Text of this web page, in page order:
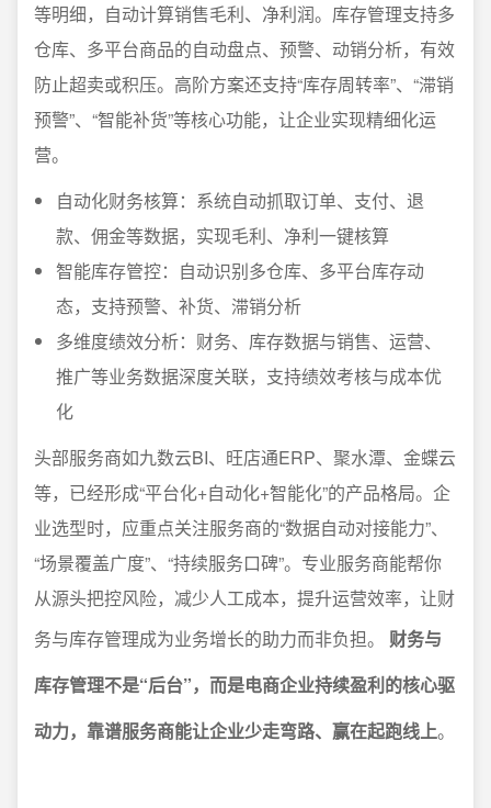
等明细，自动计算销售毛利、净利润。库存管理支持多
仓库、多平台商品的自动盘点、预警、动销分析，有效
防止超卖或积压。高阶方案还支持“库存周转率”、“滞销
预警”、“智能补货”等核心功能，让企业实现精细化运
营。
自动化财务核算：系统自动抓取订单、支付、退
款、佣金等数据，实现毛利、净利一键核算
智能库存管控：自动识别多仓库、多平台库存动
态，支持预警、补货、滞销分析
多维度绩效分析：财务、库存数据与销售、运营、
推广等业务数据深度关联，支持绩效考核与成本优
化
头部服务商如九数云BI、旺店通ERP、聚水潭、金蝶云
等，已经形成“平台化+自动化+智能化”的产品格局。企
业选型时，应重点关注服务商的“数据自动对接能力”、
“场景覆盖广度”、“持续服务口碑”。专业服务商能帮你
从源头把控风险，减少人工成本，提升运营效率，让财
务与库存管理成为业务增长的助力而非负担。 财务与
库存管理不是“后台”，而是电商企业持续盈利的核心驱
动力，靠谱服务商能让企业少走弯路、赢在起跑线上。